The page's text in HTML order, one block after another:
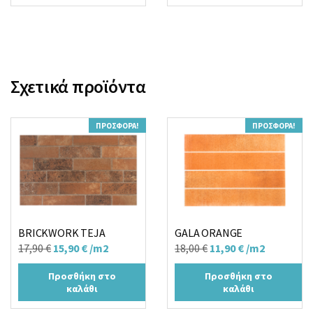
Σχετικά προϊόντα
ΠΡΟΣΦΟΡΆ!
BRICKWORK TEJA
17,90€ Original
price
was:
17,90 €.
15,90€Η
τρέχουσα
τιμή
είναι:
/m2
Προσθήκη στο
καλάθι
ΠΡΟΣΦΟΡΆ!
GALA ORANGE
18,00€ Original
price
was:
18,00 €.
11,90€Η
τρέχουσα
τιμή
είναι:
/m2
Προσθήκη στο
καλάθι